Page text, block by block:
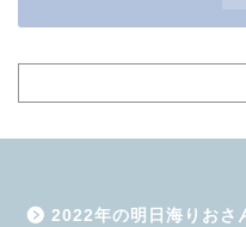
2022年の明日海りおさ